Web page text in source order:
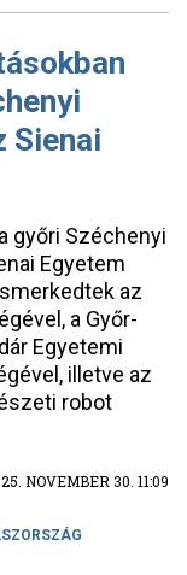
Sienai
győri Széchenyi
Egyetem
az
a Győr-
Egyetemi
illetve az
robot
NOVEMBER 30. 11:09